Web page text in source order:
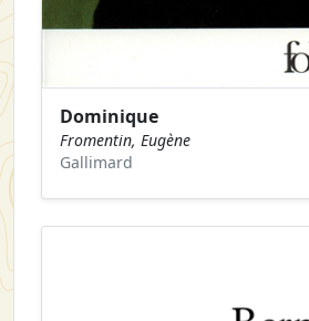
Dominique
Fromentin, Eugène
Gallimard